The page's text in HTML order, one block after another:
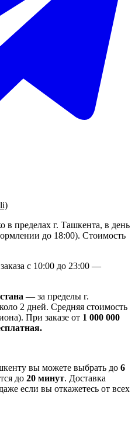
в пределах г. Ташкента, в день
до 18:00). Стоимость
с 10:00 до 23:00 —
— за пределы г.
2 дней. Средняя стоимость
При заказе от 1 000 000
.
вы можете выбрать до 6
до 20 минут. Доставка
если вы откажетесь от всех